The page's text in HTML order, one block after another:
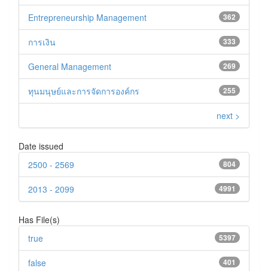
362
Entrepreneurship Management
333
การเงิน
269
General Management
255
ทุนมนุษย์และการจัดการองค์กร
next >
Date issued
804
2500 - 2569
4991
2013 - 2099
Has File(s)
5397
true
401
false